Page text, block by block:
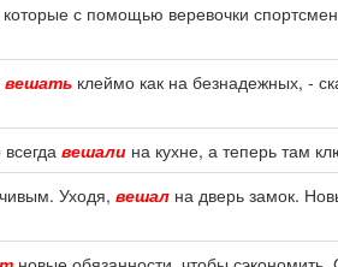
с помощью веревочки
вешать клеймо как на безнадежных, -
вешали на кухне, а теперь там
Уходя, вешал на дверь замок.